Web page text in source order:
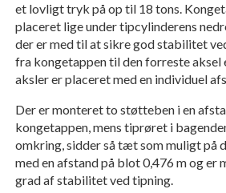
et lovligt tryk på op til 18 tons.
placeret lige under tipcylinderens
der er med til at sikre god stabilitet
fra kongetappen til den forreste aksel
aksler er placeret med en individuel
Der er monteret to støtteben i en
kongetappen, mens tiprøret i
omkring, sidder så tæt som muligt på
med en afstand på blot 0,476 m og er
grad af stabilitet ved tipning.